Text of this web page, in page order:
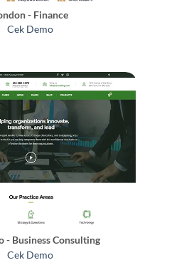
- Finance
Cek Demo
- Business Consulting
Cek Demo